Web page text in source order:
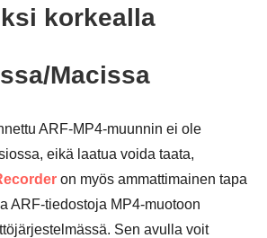
korkealla
Macissa
ARF-MP4-muunnin ei ole
eikä laatua voida taata,
on myös ammattimainen tapa
ARF-tiedostoja MP4-muotoon
Sen avulla voit